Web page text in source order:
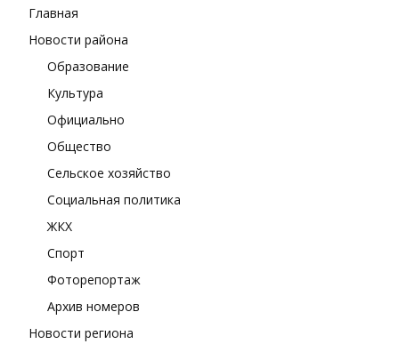
Главная
Новости района
Образование
Культура
Официально
Общество
Сельское хозяйство
Социальная политика
ЖКХ
Спорт
Фоторепортаж
Архив номеров
Новости региона